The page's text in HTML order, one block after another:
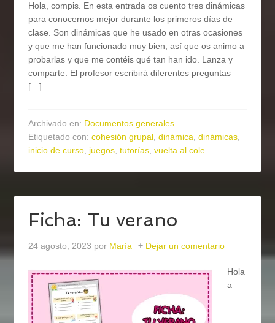
Hola, compis. En esta entrada os cuento tres dinámicas
para conocernos mejor durante los primeros días de
clase. Son dinámicas que he usado en otras ocasiones
y que me han funcionado muy bien, así que os animo a
probarlas y que me contéis qué tan han ido. Lanza y
comparte: El profesor escribirá diferentes preguntas
[…]
Archivado en: Documentos generales
Etiquetado con:cohesión grupal,dinámica,dinámicas,
inicio de curso, juegos,tutorías,vuelta al cole
Ficha: Tu verano
24 agosto, 2023 por María Dejar un comentario
Hola
a